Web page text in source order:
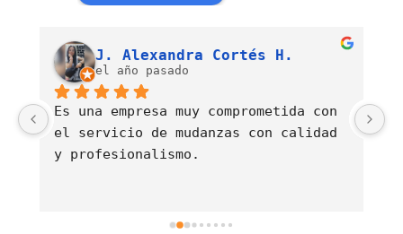
J. Alexandra Cortés H.
el año pasado
Es una empresa muy comprometida con
el servicio de mudanzas con calidad
y profesionalismo.